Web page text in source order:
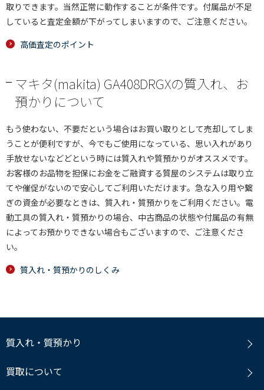
取りできます。当然正常に動作することが条件です。付属品が不足
していると査定金額が下がってしまいますので、ご注意ください。
高価査定のポイント
マキタ(makita) GA408DRGXの質入れ、お
預かりについて
もう使わない、不要だという場合はお買い取りとして売却してしま
うことが便利ですが、今でもご使用になっている、思い入れがあり
手放せないなどどという時には質入れや質預かりがオススメです。
お客様のお品物を担保にお金をご融資する質屋のシステムは取り立
てや催促がないので安心してご利用いただけます。急な入り用や繋
ぎの資金が必要なときは、質入れ・質預かりをご利用ください。電
動工具の質入れ・質預かりの場合、中古商品の状態や付属品の有無
によってお預かりできない場合もございますので、ご注意くださ
い。
質入れ・質預かりのしくみ
質入れ・質預かり
買取について